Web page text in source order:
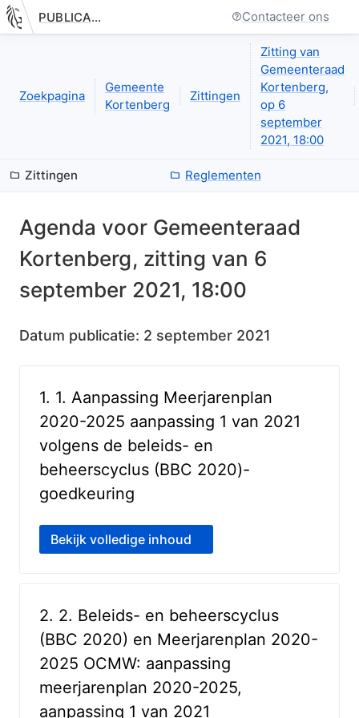
Nieuwe pagina: bestuurseenheid.zittingen.zitting.agenda.index
PUBLICATIE.GELINKT-NOTULEREN.VLAANDEREN.BE Contacteer ons
Zoekpagina
Gemeente
Kortenberg
Zittingen
Zitting van
Gemeenteraad
Kortenberg,
op 6
september
2021, 18:00
Zittingen Reglementen
Agenda voor Gemeenteraad
Kortenberg, zitting van 6
september 2021, 18:00
Datum publicatie: 2 september 2021
1. 1. Aanpassing Meerjarenplan
2020-2025 aanpassing 1 van 2021
volgens de beleids- en
beheerscyclus (BBC 2020)-
goedkeuring
Bekijk volledige inhoud
2. 2. Beleids- en beheerscyclus
(BBC 2020) en Meerjarenplan 2020-
2025 OCMW: aanpassing
meerjarenplan 2020-2025,
aanpassing 1 van 2021